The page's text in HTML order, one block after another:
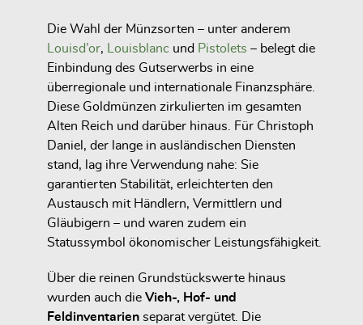
Die Wahl der Münzsorten – unter anderem
Louisd’or, Louisblanc und Pistolets – belegt die
Einbindung des Gutserwerbs in eine
überregionale und internationale Finanzsphäre.
Diese Goldmünzen zirkulierten im gesamten
Alten Reich und darüber hinaus. Für Christoph
Daniel, der lange in ausländischen Diensten
stand, lag ihre Verwendung nahe: Sie
garantierten Stabilität, erleichterten den
Austausch mit Händlern, Vermittlern und
Gläubigern – und waren zudem ein
Statussymbol ökonomischer Leistungsfähigkeit.
Über die reinen Grundstückswerte hinaus
wurden auch die Vieh-, Hof- und
Feldinventarien separat vergütet. Die